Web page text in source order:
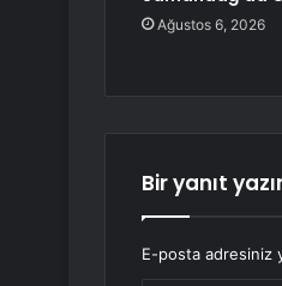
Ağustos 6, 2026
Bir yanıt
E-posta adresiniz